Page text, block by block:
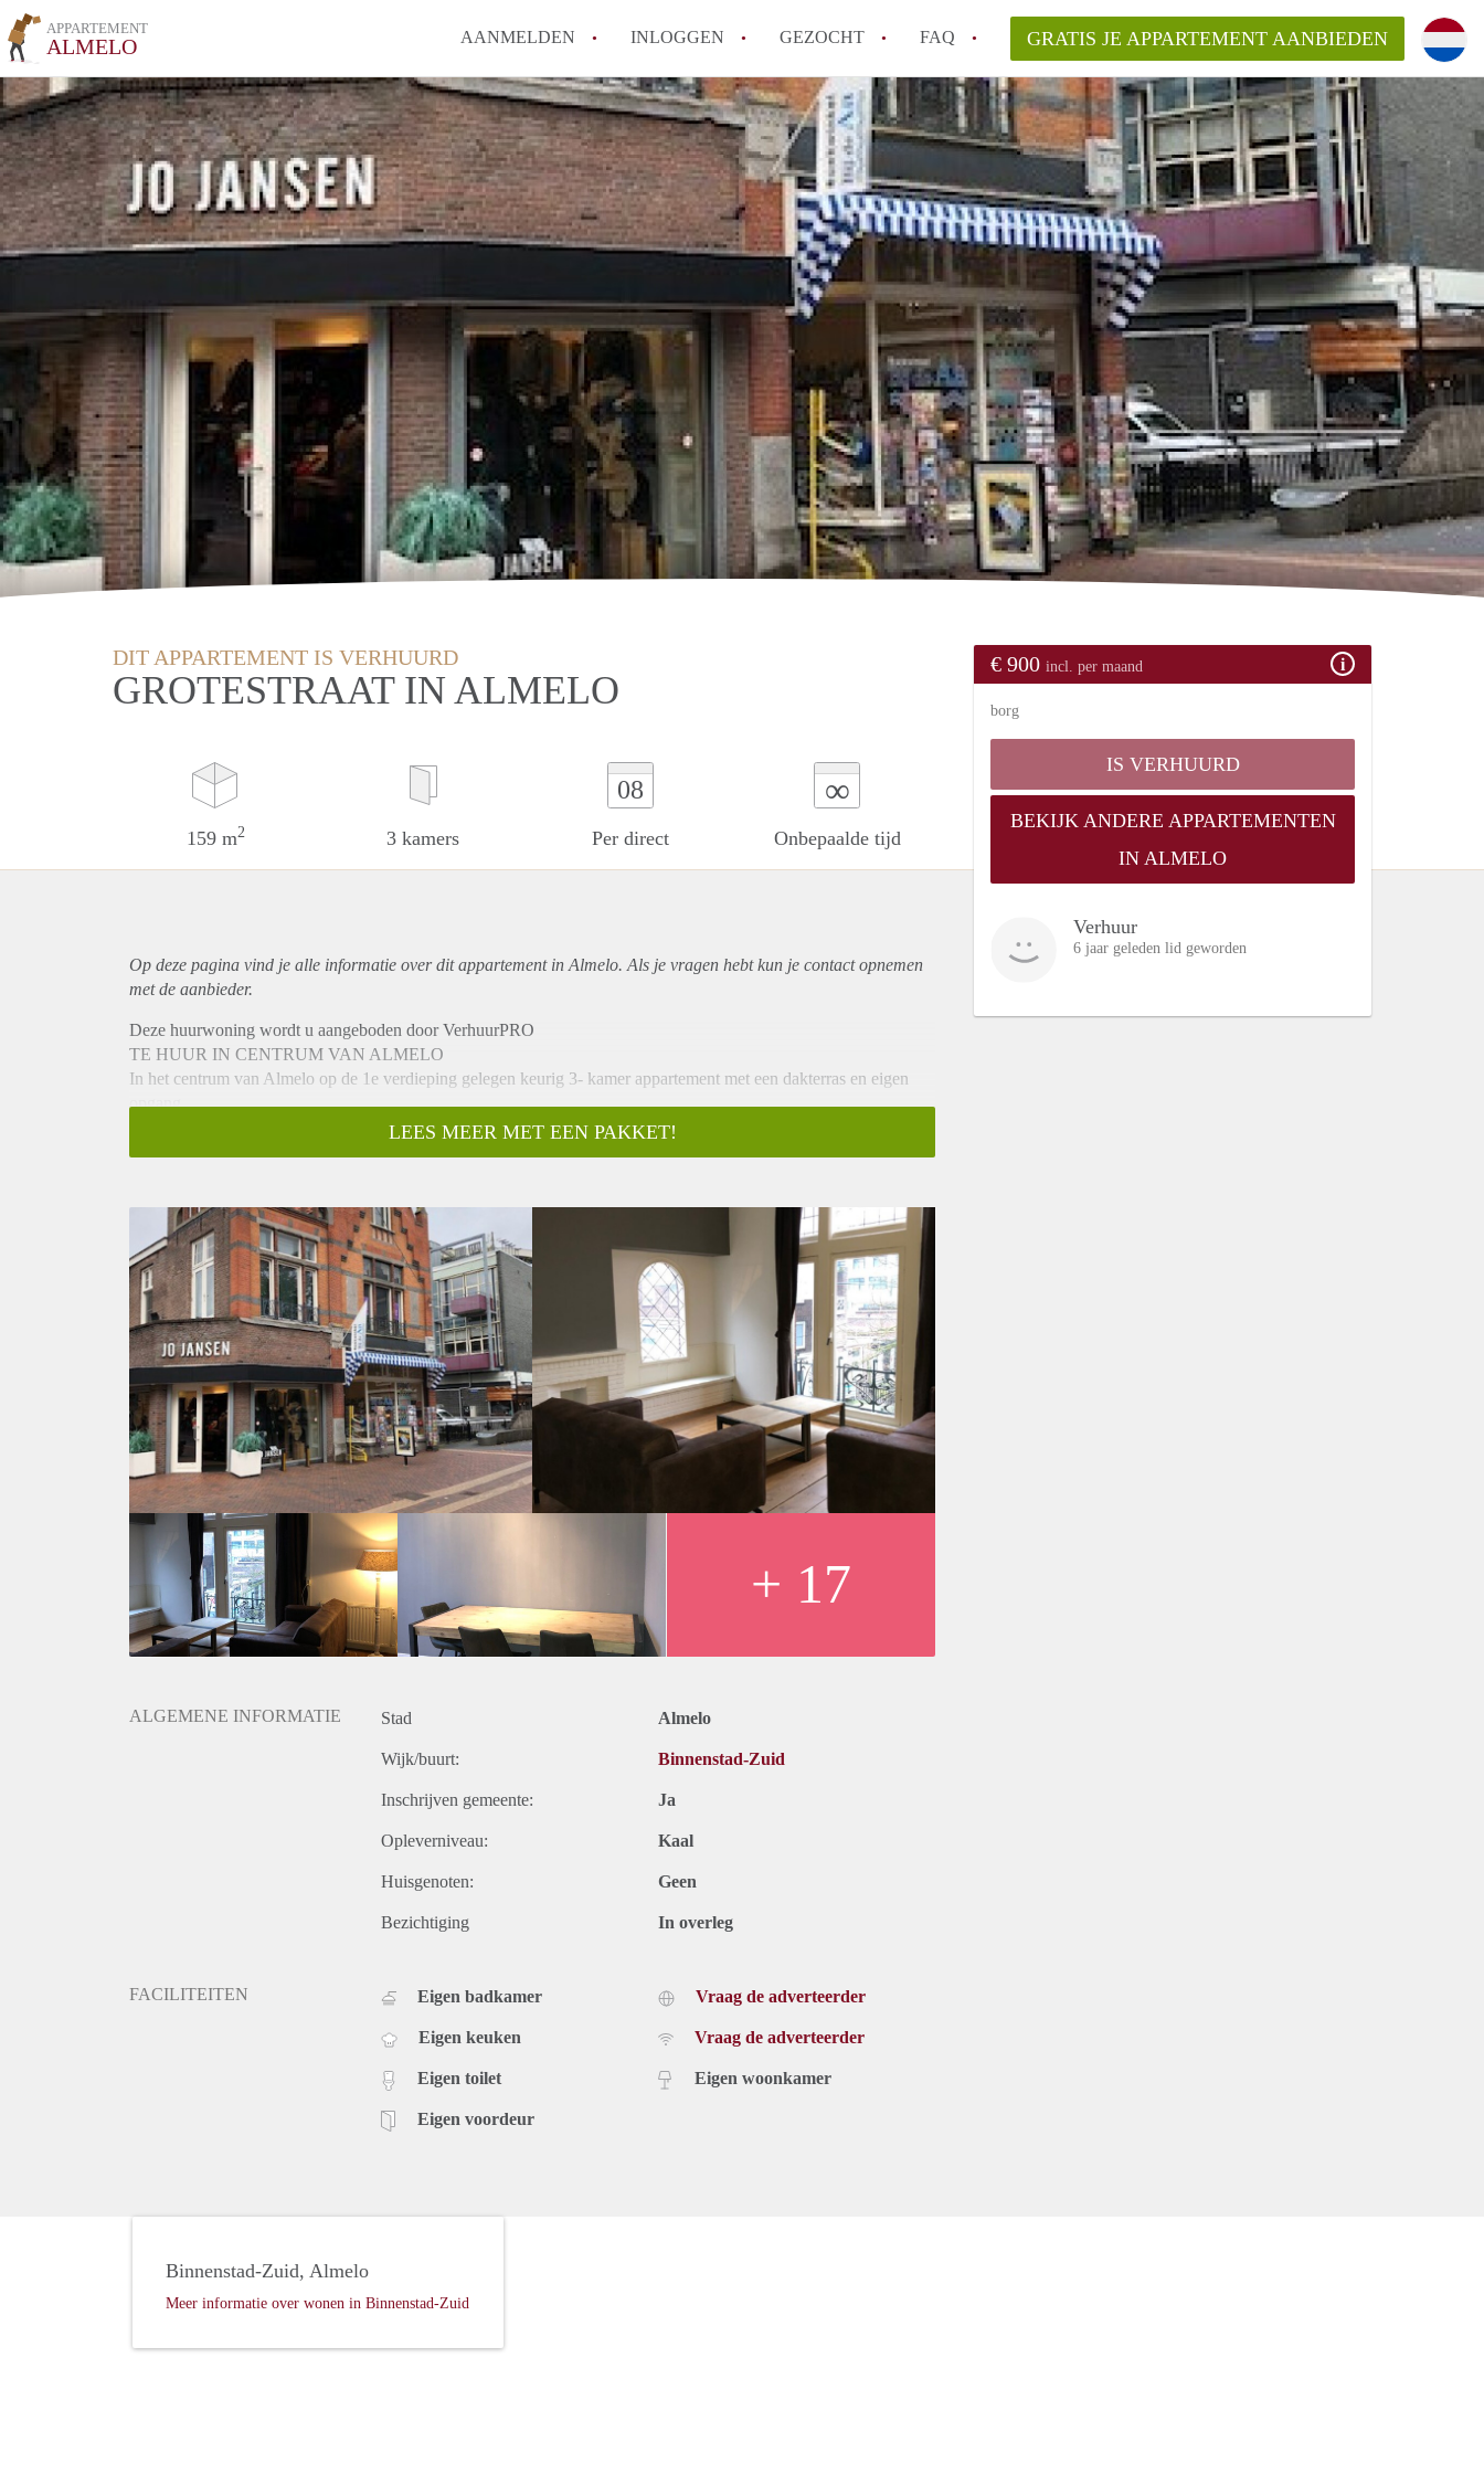
APPARTEMENT
ALMELO AANMELDEN INLOGGEN GEZOCHT FAQ
How to translate AppartementAlmelo!
Wat is AppartementAlmelo?
Hoeveel kost het om te reageren op een Appartement in Almelo?
Tips: om in Almelo een appartement te vinden!
Wat is de privacyverklaring van AppartementAlmelo?
Alle veelgestelde vragen
GRATIS JE APPARTEMENT AANBIEDEN
DIT APPARTEMENT IS VERHUURD
GROTESTRAAT IN ALMELO
159 m2 3 kamers
08
Per direct
∞
Onbepaalde tijd
€ 900 incl. per maand
borg
IS VERHUURD
BEKIJK ANDERE APPARTEMENTEN
IN ALMELO
Verhuur
6 jaar geleden lid geworden
Op deze pagina vind je alle informatie over ditappartementin Almelo. Als je vragen hebt kun je contact opnemen
met de aanbieder.
Deze huurwoning wordt u aangeboden door VerhuurPRO
TE HUUR IN CENTRUM VAN ALMELO
In het centrum van Almelo op de 1e verdieping gelegen keurig 3- kamer appartement met een dakterras en eigen
opgang.
Eigen opgang, overloop met doorgang naar woonkamer, slaapkamers en keuken. Riante woonkamer met uitzicht
Gesloten keuken met trapopgang naar dakterras.
BIJZONDERHEDEN:
- Zeer ruim appartement met authentieke details
- Mooi gesitueerd tegenover terras van Solera
- Beschikbaar per 1 januari 2023
- Kale huurprijs € 900,- per maand
- Voorschot G/W/E € 250,- per maand
- internet / tv € 50,- per maand
- meubels en inventaris € 80,- per maand
- Waarborgsom € 1.000,-
- Minimale huurperiode 12 maanden
Geïnteresseerd? Schrijf u in op www.verhuurpro.nl en stuur een mail naar almelo@verhuurpro.nl.
Deze advertentie op internet en op Facebook is slechts ter informatie en dus geheel vrijblijvend. Aan eventuele
onjuistheden kunnen geen rechten worden ontleend.
LEES MEER MET EEN PAKKET!
+ 17
ALGEMENE INFORMATIE Stad Almelo
Wijk/buurt: Binnenstad-Zuid
Inschrijven gemeente: Ja
Opleverniveau: Kaal
Huisgenoten: Geen
Bezichtiging In overleg
FACILITEITEN Eigen badkamer
Eigen keuken
Eigen toilet
Eigen voordeur
Vraag de adverteerder
Vraag de adverteerder
Eigen woonkamer
Binnenstad-Zuid, Almelo
Meer informatie over wonen in Binnenstad-Zuid